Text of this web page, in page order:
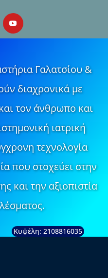
Γαλατσίου &
διαχρονικά με
τον άνθρωπο και
ιατρική
τεχνολογία
που στοχεύει στην
και την αξιοπιστία
Κυψέλη: 2108816035